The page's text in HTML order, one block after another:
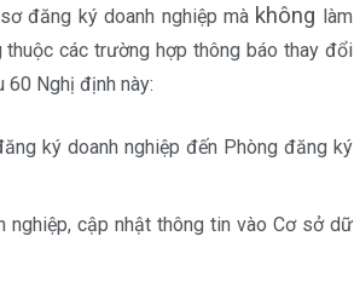
đăng ký doanh nghiệp mà không làm
các trường hợp thông báo thay đổi
Nghị định này:
ký doanh nghiệp đến Phòng đăng ký
nghiệp, cập nhật thông tin vào Cơ sở dữ